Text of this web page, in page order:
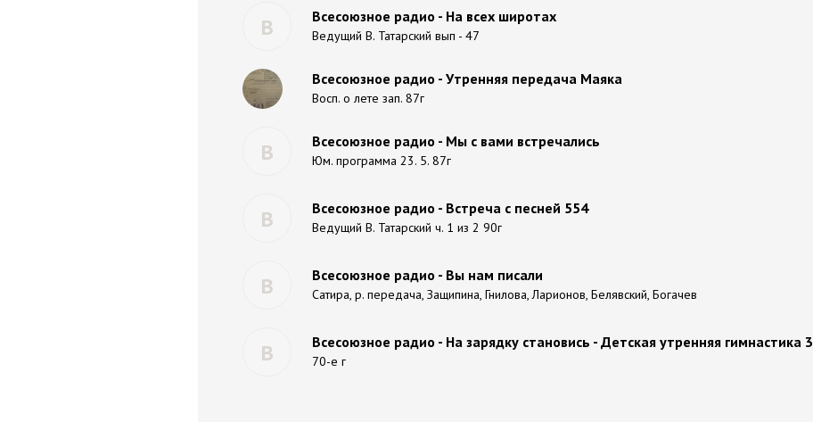
В Всесоюзное радио - На всех широтах
Ведущий В. Татарский вып - 47
Всесоюзное радио - Утренняя передача Маяка
Восп. о лете зап. 87г
В Всесоюзное радио - Мы с вами встречались
Юм. программа 23. 5. 87г
В Всесоюзное радио - Встреча с песней 554
Ведущий В. Татарский ч. 1 из 2 90г
В Всесоюзное радио - Вы нам писали
Сатира, р. передача, Защипина, Гнилова, Ларионов, Белявский, Богачев
В Всесоюзное радио - На зарядку становись - Детская утренняя гимнастика 3
70-е г